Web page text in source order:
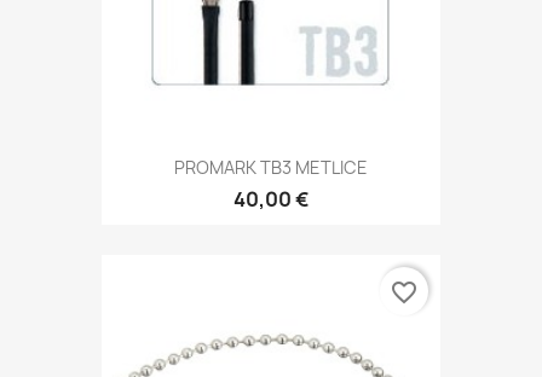
PROMARK TB3 METLICE
40,00 €
favorite_border